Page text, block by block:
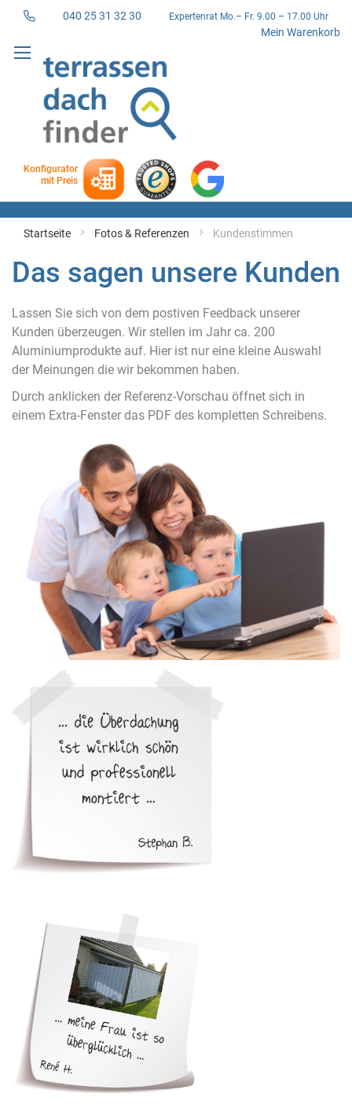
040 25 31 32 30 Expertenrat Mo.– Fr. 9.00 – 17.00 Uhr
Mein Warenkorb
zum
Konfigurator
mit Preis
Startseite Fotos & Referenzen Kundenstimmen
Das sagen unsere Kunden
Lassen Sie sich von dem postiven Feedback unserer
Kunden überzeugen. Wir stellen im Jahr ca. 200
Aluminiumprodukte auf. Hier ist nur eine kleine Auswahl
der Meinungen die wir bekommen haben.
Durch anklicken der Referenz-Vorschau öffnet sich in
einem Extra-Fenster das PDF des kompletten Schreibens.